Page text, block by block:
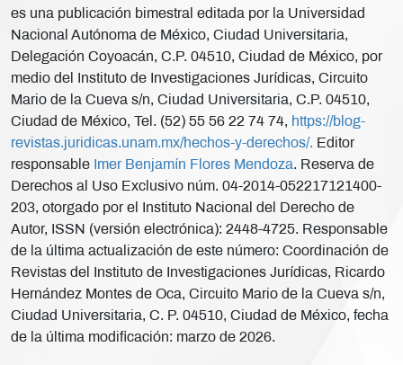
es una publicación bimestral editada por la Universidad
Nacional Autónoma de México, Ciudad Universitaria,
Delegación Coyoacán, C.P. 04510, Ciudad de México, por
medio del Instituto de Investigaciones Jurídicas, Circuito
Mario de la Cueva s/n, Ciudad Universitaria, C.P. 04510,
Ciudad de México, Tel. (52) 55 56 22 74 74, https://blog-
revistas.juridicas.unam.mx/hechos-y-derechos/. Editor
responsable Imer Benjamín Flores Mendoza. Reserva de
Derechos al Uso Exclusivo núm. 04-2014-052217121400-
203, otorgado por el Instituto Nacional del Derecho de
Autor, ISSN (versión electrónica): 2448-4725. Responsable
de la última actualización de este número: Coordinación de
Revistas del Instituto de Investigaciones Jurídicas, Ricardo
Hernández Montes de Oca, Circuito Mario de la Cueva s/n,
Ciudad Universitaria, C. P. 04510, Ciudad de México, fecha
de la última modificación: marzo de 2026.